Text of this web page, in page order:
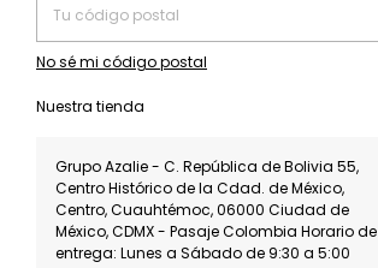
No sé mi código postal
Nuestra tienda
Grupo Azalie - C. República de Bolivia 55,
Centro Histórico de la Cdad. de México,
Centro, Cuauhtémoc, 06000 Ciudad de
México, CDMX - Pasaje Colombia Horario de
entrega: Lunes a Sábado de 9:30 a 5:00